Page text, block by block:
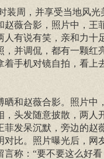
装周，并享受当地风光
赵薇合影，照片中，王
人有说有笑，亲和力十
，并调侃，都有一颗红
着手机对镜自拍，看上
晒和赵薇合影。照片中
，头发随意披散，两人
菲发呆沉默，旁边的赵
对比。照片曝光后，网
称：“要不要这么好看